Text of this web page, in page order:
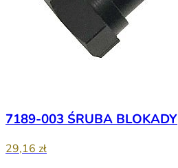
7189-003 ŚRUBA BLOKADY
29,16 zł